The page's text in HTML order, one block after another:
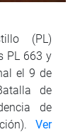
(PL)
PL 663 y
el 9 de
de
de
Ver